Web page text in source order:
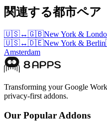
関連する都市ペア
🇺🇸↔🇬🇧New York &
🇺🇸↔🇩🇪New York & Berlin
Amsterdam
Transforming your Google
privacy-first addons.
Our Popular Addons